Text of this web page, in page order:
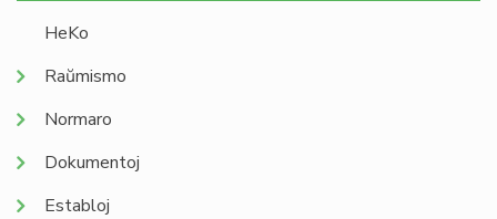
HeKo
Raŭmismo
Normaro
Dokumentoj
Establoj